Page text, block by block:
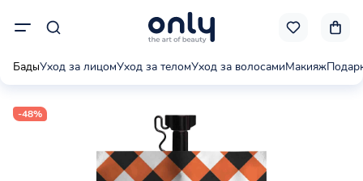
БадыУход за лицомУход за теломУход за волосамиМакияж
-48%